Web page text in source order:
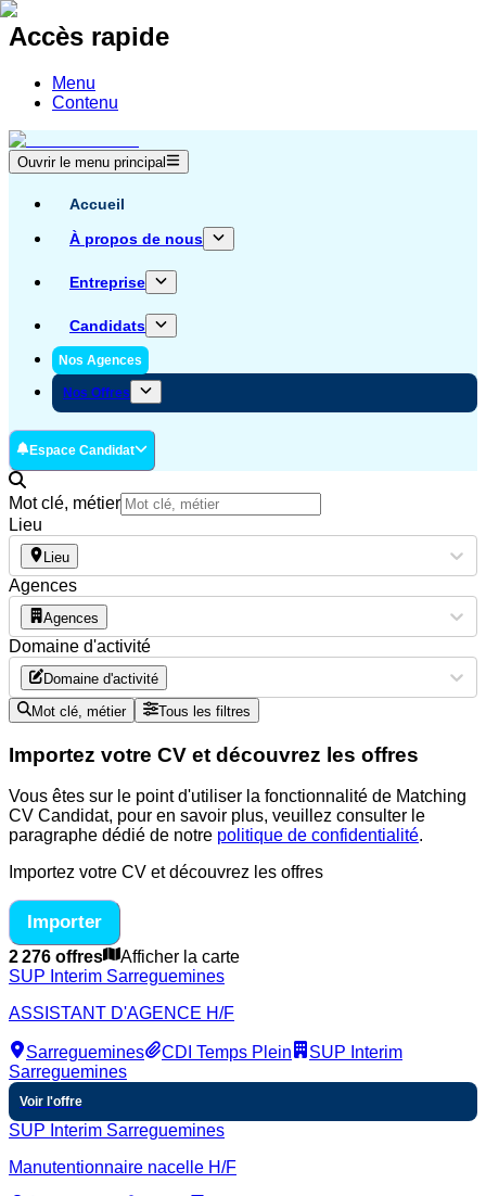
Accès rapide
Menu
Contenu
Ouvrir le menu principal
Accueil
À propos de nous
Entreprise
Candidats
Nos Agences
Nos Offres
Espace Candidat
Mot clé, métier
Lieu
Lieu
Agences
Agences
Domaine d'activité
Domaine d'activité
Mot clé, métier Tous les filtres
Importez votre CV et découvrez les offres
Vous êtes sur le point d'utiliser la fonctionnalité de Matching
CV Candidat, pour en savoir plus, veuillez consulter le
paragraphe dédié de notre politique de confidentialité.
Importez votre CV et découvrez les offres
Importer
2 276 offres
Afficher la carte
SUP Interim Sarreguemines
ASSISTANT D'AGENCE H/F
Sarreguemines CDI Temps Plein
SUP Interim
Sarreguemines
Voir l'offre
SUP Interim Sarreguemines
Manutentionnaire nacelle H/F